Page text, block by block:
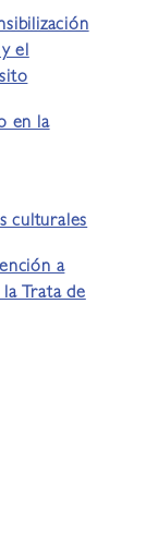
el
en la
culturales
a
Trata de